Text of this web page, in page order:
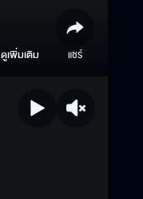
ดูเพิ่มเติม แชร์